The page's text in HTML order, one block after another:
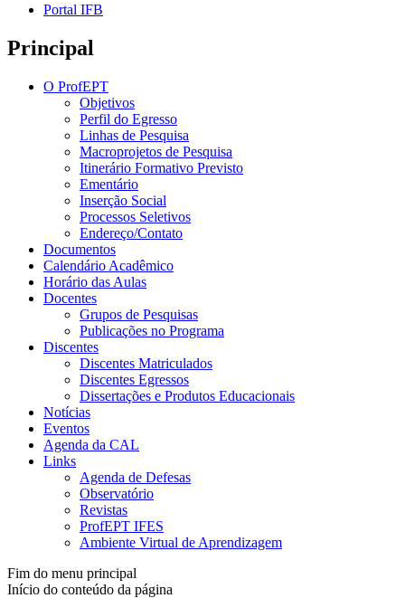
Portal IFB
Principal
O ProfEPT
Objetivos
Perfil do Egresso
Linhas de Pesquisa
Macroprojetos de Pesquisa
Itinerário Formativo Previsto
Ementário
Inserção Social
Processos Seletivos
Endereço/Contato
Documentos
Calendário Acadêmico
Horário das Aulas
Docentes
Grupos de Pesquisas
Publicações no Programa
Discentes
Discentes Matriculados
Discentes Egressos
Dissertações e Produtos Educacionais
Notícias
Eventos
Agenda da CAL
Links
Agenda de Defesas
Observatório
Revistas
ProfEPT IFES
Ambiente Virtual de Aprendizagem
Fim do menu principal
Início do conteúdo da página